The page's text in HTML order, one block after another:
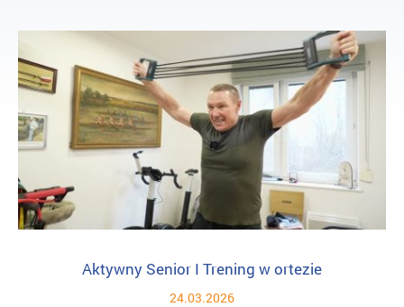
Aktywny Senior I Trening w ortezie
24.03.2026